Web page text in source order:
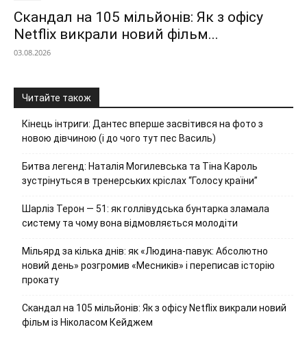
Скандал на 105 мільйонів: Як з офісу
Netflix викрали новий фільм...
03.08.2026
Читайте також
Кінець інтриги: Дантес вперше засвітився на фото з
новою дівчиною (і до чого тут пес Василь)
Битва легенд: Наталія Могилевська та Тіна Кароль
зустрінуться в тренерських кріслах “Голосу країни”
Шарліз Терон — 51: як голлівудська бунтарка зламала
систему та чому вона відмовляється молодіти
Мільярд за кілька днів: як «Людина-павук: Абсолютно
новий день» розгромив «Месників» і переписав історію
прокату
Скандал на 105 мільйонів: Як з офісу Netflix викрали новий
фільм із Ніколасом Кейджем